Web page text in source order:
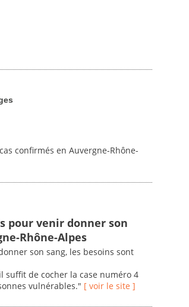
confirmés en Auvergne-Rhône-
pour venir donner son
Rhône-Alpes
son sang, les besoins sont
suffit de cocher la case numéro 4
vulnérables." [ voir le site ]